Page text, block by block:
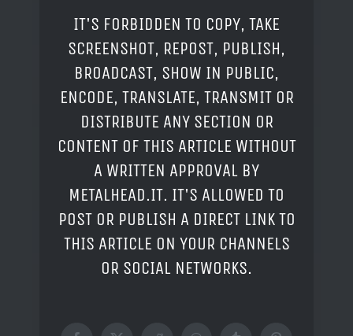
IT'S FORBIDDEN TO COPY, TAKE
SCREENSHOT, REPOST, PUBLISH,
BROADCAST, SHOW IN PUBLIC,
ENCODE, TRANSLATE, TRANSMIT OR
DISTRIBUTE ANY SECTION OR
CONTENT OF THIS ARTICLE WITHOUT
A WRITTEN APPROVAL BY
METALHEAD.IT. IT'S ALLOWED TO
POST OR PUBLISH A DIRECT LINK TO
THIS ARTICLE ON YOUR CHANNELS
OR SOCIAL NETWORKS.